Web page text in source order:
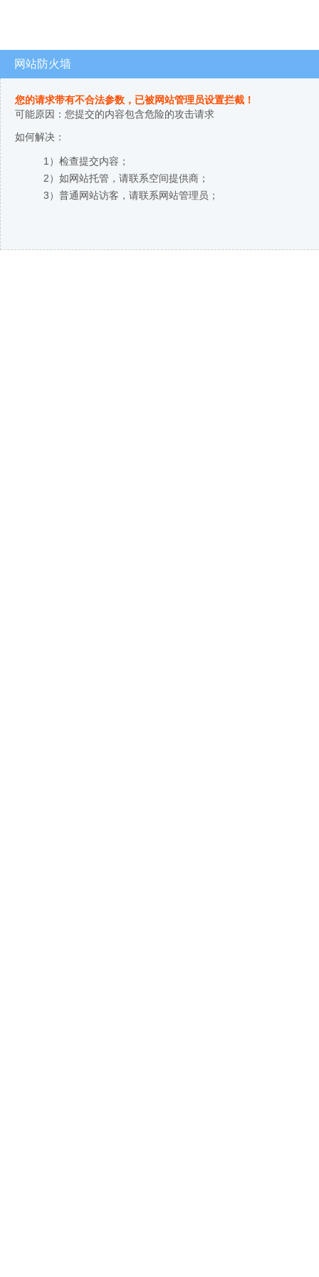
网站防火墙
您的请求带有不合法参数，已被网站管理员设置拦截！
可能原因：您提交的内容包含危险的攻击请求
如何解决：
1）检查提交内容；
2）如网站托管，请联系空间提供商；
3）普通网站访客，请联系网站管理员；